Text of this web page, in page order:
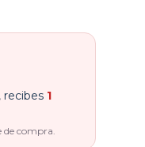
, recibes 1
de compra.